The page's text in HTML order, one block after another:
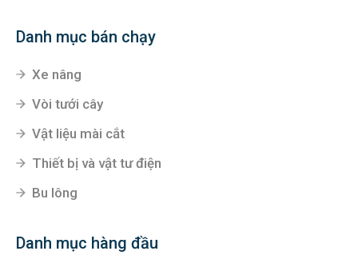
Danh mục bán chạy
Xe nâng
Vòi tưới cây
Vật liệu mài cắt
Thiết bị và vật tư điện
Bu lông
Danh mục hàng đầu